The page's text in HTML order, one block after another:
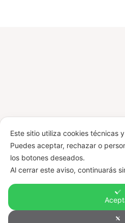
Este sitio utiliza cookies técnicas
Puedes aceptar, rechazar o
los botones deseados.
Al cerrar este aviso, continuarás